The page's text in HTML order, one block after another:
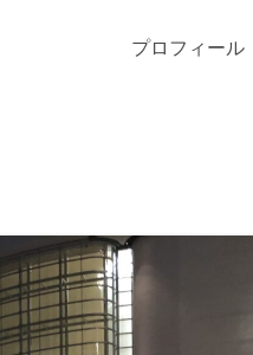
プロフィール